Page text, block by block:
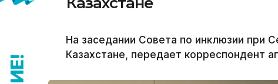
На заседании Совета по инклюзии при
Казахстане, передает корреспондент